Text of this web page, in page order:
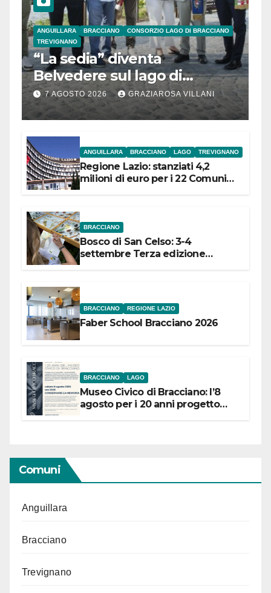
ANGUILLARA BRACCIANO
CONSORZIO LAGO DI BRACCIANO
TREVIGNANO
“La sedia” diventa
Belvedere sul lago di
Bracciano: ieri
l’inaugurazione
7 AGOSTO 2026 GRAZIAROSA VILLANI
ANGUILLARA BRACCIANO LAGO TREVIGNANO
Regione Lazio: stanziati 4,2
milioni di euro per i 22 Comuni
BRACCIANO
Bosco di San Celso: 3-4
settembre Terza edizione
BRACCIANO REGIONE LAZIO
Faber School Bracciano 2026
BRACCIANO LAGO
Museo Civico di Bracciano: l’8
agosto per i 20 anni progetto
Comuni
Anguillara
Bracciano
Trevignano